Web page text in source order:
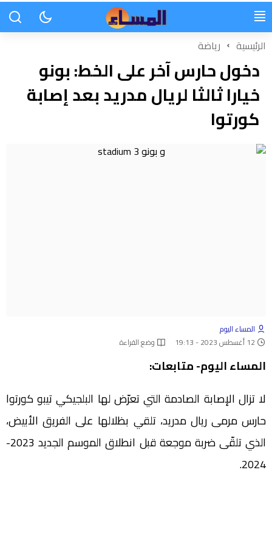
الرئيسية رياضة
دخول حارس آخر على الخط: بونو
خيارا ثالثا لريال مدريد بعد إصابة
كورتوا
المساء اليوم
12 أغسطس 2023 - 19:13
وضع القراءة
المساء اليوم- متابعات:
لا تزال الإصابة الصادمة التي تعرّض لها البلجيكي تيبو كورتوا
حارس مرمى ريال مدريد، تلقي بظلالها على الفريق الأبيض،
الذي تلقّى ضربة موجعة قبل انطلاق الموسم الجديد 2023-
2024.